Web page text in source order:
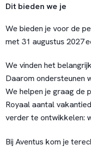
Dit bieden we je
We bieden je voor de
met 31 augustus 2027
We vinden het
Daarom ondersteunen
We helpen je graag de
Royaal aantal
verder te ontwikkelen:
Bij Aventus kom je